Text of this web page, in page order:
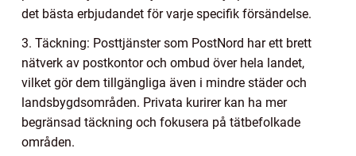
det bästa erbjudandet för varje specifik försändelse.
3. Täckning: Posttjänster som PostNord har ett brett
nätverk av postkontor och ombud över hela landet,
vilket gör dem tillgängliga även i mindre städer och
landsbygdsområden. Privata kurirer kan ha mer
begränsad täckning och fokusera på tätbefolkade
områden.